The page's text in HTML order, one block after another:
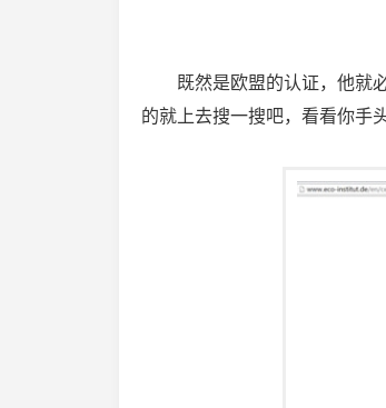
既然是欧盟的认证，他就
的就上去搜一搜吧，看看你手